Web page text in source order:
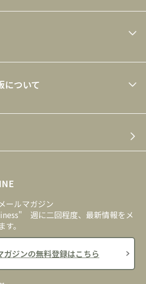
ーレイ
引法
ーポリシー
リシー
について
ライブラリー
ールマガジン
週に二回程度、最新情報をメ
。
ガジンの無料登録はこちら